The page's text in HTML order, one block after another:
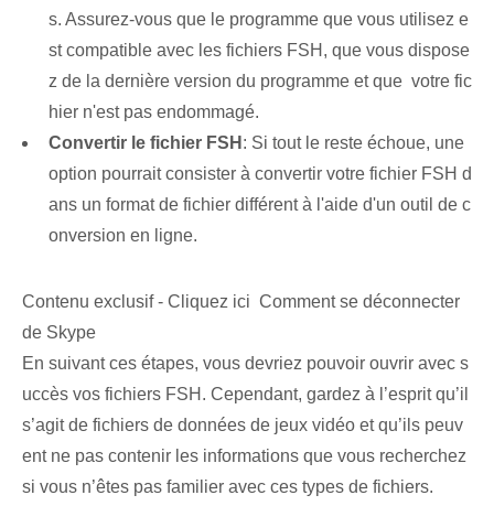
s. Assurez-vous que le programme que vous utilisez e
st compatible avec les fichiers FSH, que vous dispose
z de la dernière version du programme et que ⁣ votre fic
hier n'est pas endommagé.
Convertir le fichier ‍FSH : Si tout le reste échoue, une
option pourrait consister à convertir votre fichier FSH d
ans un format de fichier différent à l'aide d'un outil de c
onversion en ligne.
Contenu exclusif - Cliquez ici Comment se déconnecter
de Skype
En suivant ces étapes, vous devriez pouvoir ouvrir avec s
uccès vos fichiers ⁢FSH. Cependant, gardez à l’esprit qu’il
s’agit de fichiers de données de jeux vidéo et qu’ils peuv
ent ne pas contenir les informations que vous recherchez
si vous n’êtes pas familier avec ces types de fichiers.